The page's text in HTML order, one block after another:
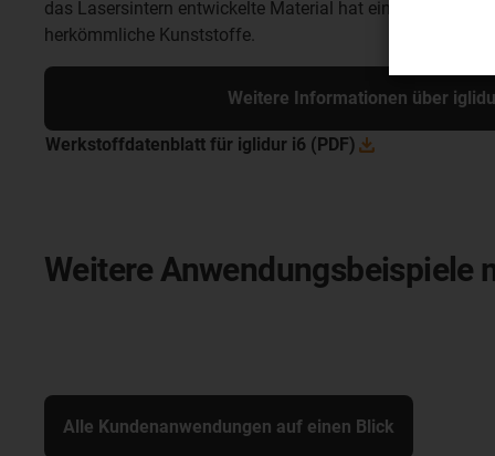
das Lasersintern entwickelte Material hat eine deutlich
herkömmliche Kunststoffe.
Weitere Informationen über
Werkstoffdatenblatt für iglidur i6 (PDF)
Weitere Anwendungsbeispiele
Alle Kundenanwendungen auf einen Blick